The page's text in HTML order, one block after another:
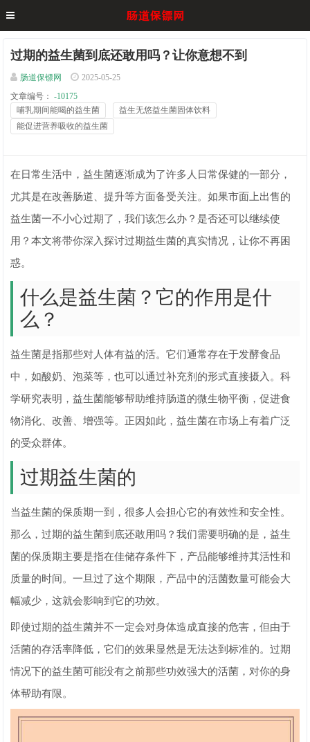
过期的益生菌到底还敢用吗？让你意想不到
肠道保镖网
2025-05-25
文章编号：
-10175
哺乳期间能喝的益生菌
益生无悠益生菌固体饮料
能促进营养吸收的益生菌
在日常生活中，益生菌逐渐成为了许多人日常保健的一部分，
尤其是在改善肠道、提升等方面备受关注。如果市面上出售的
益生菌一不小心过期了，我们该怎么办？是否还可以继续使
用？本文将带你深入探讨过期益生菌的真实情况，让你不再困
惑。
什么是益生菌？它的作用是什
么？
益生菌是指那些对人体有益的活。它们通常存在于发酵食品
中，如酸奶、泡菜等，也可以通过补充剂的形式直接摄入。科
学研究表明，益生菌能够帮助维持肠道的微生物平衡，促进食
物消化、改善、增强等。正因如此，益生菌在市场上有着广泛
的受众群体。
过期益生菌的
当益生菌的保质期一到，很多人会担心它的有效性和安全性。
那么，过期的益生菌到底还敢用吗？我们需要明确的是，益生
菌的保质期主要是指在佳储存条件下，产品能够维持其活性和
质量的时间。一旦过了这个期限，产品中的活菌数量可能会大
幅减少，这就会影响到它的功效。
即使过期的益生菌并不一定会对身体造成直接的危害，但由于
活菌的存活率降低，它们的效果显然是无法达到标准的。过期
情况下的益生菌可能没有之前那些功效强大的活菌，对你的身
体帮助有限。